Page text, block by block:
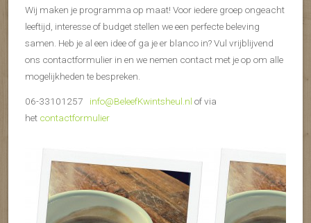
Wij maken je programma op maat! Voor iedere groep ongeacht
leeftijd, interesse of budget stellen we een perfecte beleving
samen. Heb je al een idee of ga je er blanco in? Vul vrijblijvend
ons contactformulier in en we nemen contact met je op om alle
mogelijkheden te bespreken.
06-33101257 info@BeleefKwintsheul.nl of via
het contactformulier